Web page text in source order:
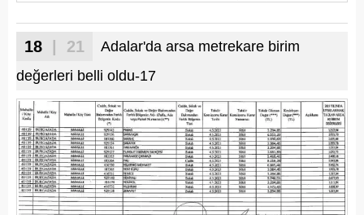
18 | 21
Adalar'da arsa metrekare birim
değerleri belli oldu-17